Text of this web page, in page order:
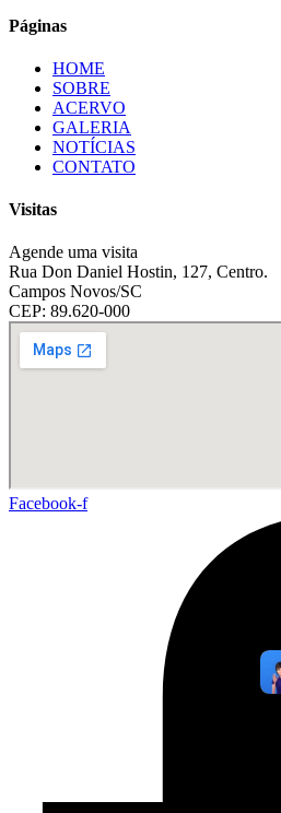
Páginas
HOME
SOBRE
ACERVO
GALERIA
NOTÍCIAS
CONTATO
Visitas
Agende uma visita
Rua Don Daniel Hostin, 127, Centro.
Campos Novos/SC
CEP: 89.620-000
Facebook-f